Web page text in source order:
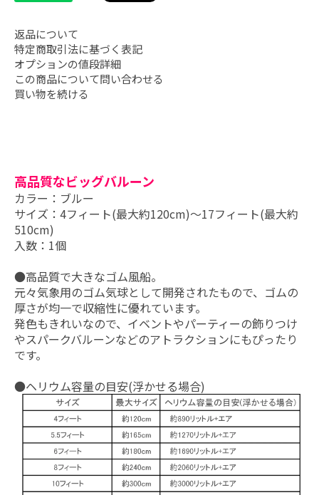
返品について
特定商取引法に基づく表記
オプションの値段詳細
この商品について問い合わせる
買い物を続ける
高品質なビッグバルーン
カラー：ブルー
サイズ：4フィート(最大約120cm)～17フィート(最大約
510cm)
入数：1個
●高品質で大きなゴム風船。
元々気象用のゴム気球として開発されたもので、ゴムの
厚さが均一で収縮性に優れています。
発色もきれいなので、イベントやパーティーの飾りつけ
やスパークバルーンなどのアトラクションにもぴったり
です。
●ヘリウム容量の目安(浮かせる場合)